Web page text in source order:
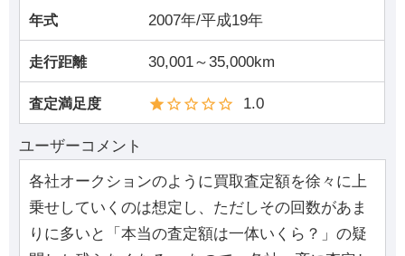
年式 2007年/平成19年
走行距離 30,001～35,000km
査定満足度 1.0
ユーザーコメント
各社オークションのように買取査定額を徐々に上
乗せしていくのは想定し、ただしその回数があま
りに多いと「本当の査定額は一体いくら？」の疑